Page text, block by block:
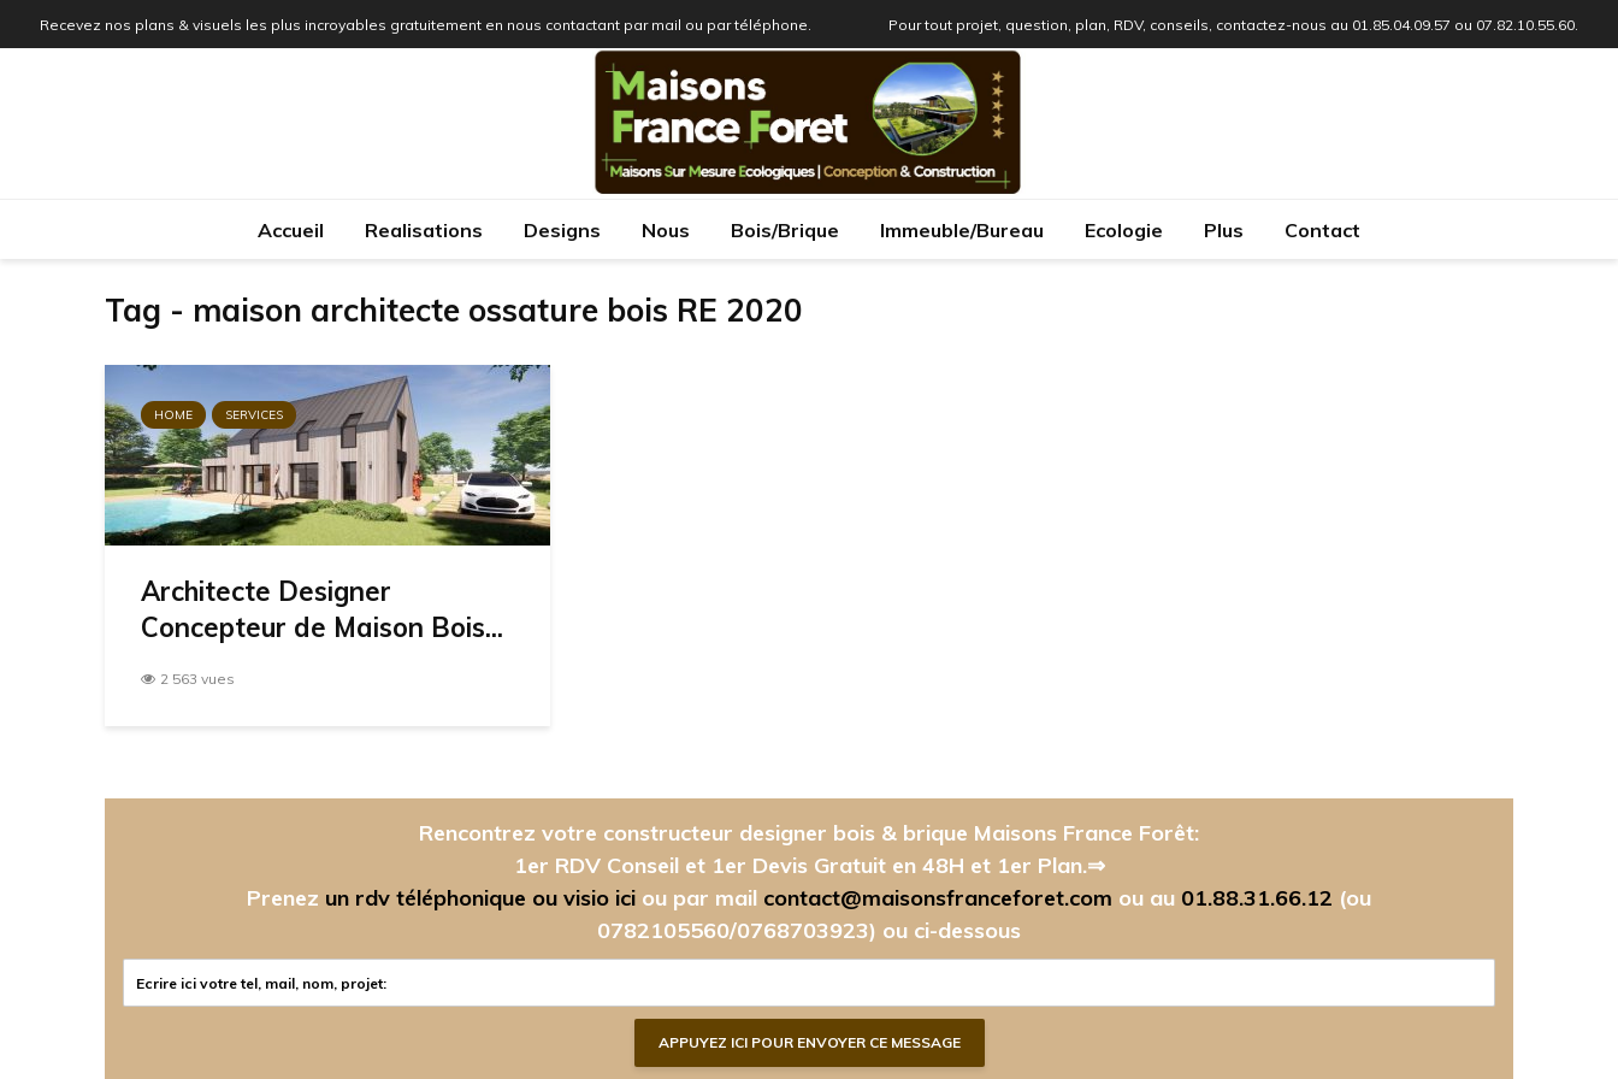
Recevez nos plans & visuels les plus incroyables gratuitement en nous contactant par mail ou par téléphone. Pour tout projet, question, plan, RDV, conseils, contactez-nous au 01.85.04.09.57 ou 07.82.10.55.60.
Accueil Realisations Designs Nous Bois/Brique Immeuble/Bureau Ecologie Plus Contact
Tag - maison architecte ossature bois RE 2020
HOME SERVICES
Architecte Designer
Concepteur de Maison Bois...
2 563 vues
Rencontrez votre constructeur designer bois & brique Maisons France Forêt:
1er RDV Conseil et 1er Devis Gratuit en 48H et 1er Plan.⇒
Prenez un rdv téléphonique ou visio ici ou par mail contact@maisonsfranceforet.com ou au 01.88.31.66.12 (ou
0782105560/0768703923) ou ci-dessous